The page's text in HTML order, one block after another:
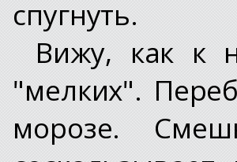
спугнуть.
Вижу, как к
"мелких".
морозе.